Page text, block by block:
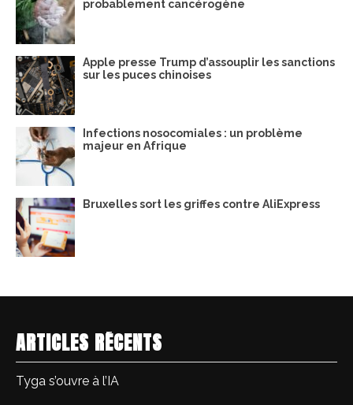
probablement cancérogène
Apple presse Trump d’assouplir les sanctions
sur les puces chinoises
Infections nosocomiales : un problème
majeur en Afrique
Bruxelles sort les griffes contre AliExpress
ARTICLES RÉCENTS
Tyga s’ouvre à l’IA